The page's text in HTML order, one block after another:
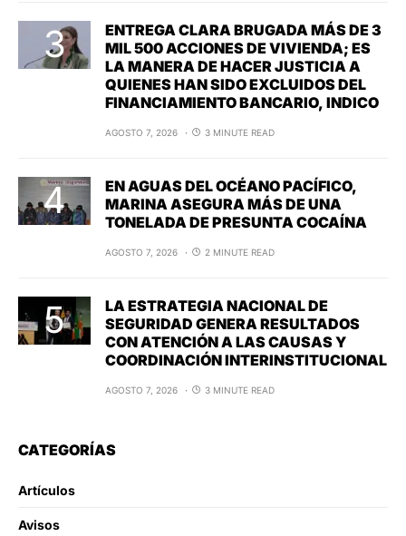
ENTREGA CLARA BRUGADA MÁS DE 3
MIL 500 ACCIONES DE VIVIENDA; ES
LA MANERA DE HACER JUSTICIA A
QUIENES HAN SIDO EXCLUIDOS DEL
FINANCIAMIENTO BANCARIO, INDICO
AGOSTO 7, 2026 3 MINUTE READ
EN AGUAS DEL OCÉANO PACÍFICO,
MARINA ASEGURA MÁS DE UNA
TONELADA DE PRESUNTA COCAÍNA
AGOSTO 7, 2026 2 MINUTE READ
LA ESTRATEGIA NACIONAL DE
SEGURIDAD GENERA RESULTADOS
CON ATENCIÓN A LAS CAUSAS Y
COORDINACIÓN INTERINSTITUCIONAL
AGOSTO 7, 2026 3 MINUTE READ
CATEGORÍAS
Artículos
Avisos